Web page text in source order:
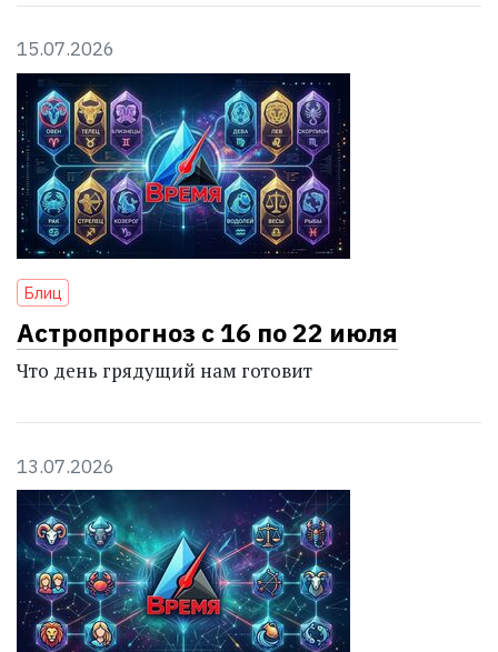
15.07.2026
Блиц
Астропрогноз с 16 по 22 июля
Что день грядущий нам готовит
13.07.2026